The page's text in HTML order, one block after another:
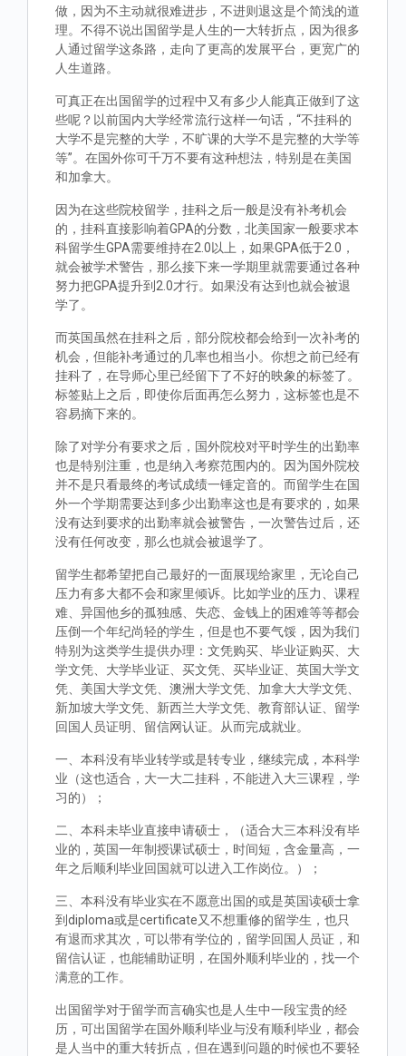
做，因为不主动就很难进步，不进则退这是个简浅的道
理。不得不说出国留学是人生的一大转折点，因为很多
人通过留学这条路，走向了更高的发展平台，更宽广的
人生道路。
可真正在出国留学的过程中又有多少人能真正做到了这
些呢？以前国内大学经常流行这样一句话，“不挂科的
大学不是完整的大学，不旷课的大学不是完整的大学等
等”。在国外你可千万不要有这种想法，特别是在美国
和加拿大。
因为在这些院校留学，挂科之后一般是没有补考机会
的，挂科直接影响着GPA的分数，北美国家一般要求本
科留学生GPA需要维持在2.0以上，如果GPA低于2.0，
就会被学术警告，那么接下来一学期里就需要通过各种
努力把GPA提升到2.0才行。如果没有达到也就会被退
学了。
而英国虽然在挂科之后，部分院校都会给到一次补考的
机会，但能补考通过的几率也相当小。你想之前已经有
挂科了，在导师心里已经留下了不好的映象的标签了。
标签贴上之后，即使你后面再怎么努力，这标签也是不
容易摘下来的。
除了对学分有要求之后，国外院校对平时学生的出勤率
也是特别注重，也是纳入考察范围内的。因为国外院校
并不是只看最终的考试成绩一锤定音的。而留学生在国
外一个学期需要达到多少出勤率这也是有要求的，如果
没有达到要求的出勤率就会被警告，一次警告过后，还
没有任何改变，那么也就会被退学了。
留学生都希望把自己最好的一面展现给家里，无论自己
压力有多大都不会和家里倾诉。比如学业的压力、课程
难、异国他乡的孤独感、失恋、金钱上的困难等等都会
压倒一个年纪尚轻的学生，但是也不要气馁，因为我们
特别为这类学生提供办理：文凭购买、毕业证购买、大
学文凭、大学毕业证、买文凭、买毕业证、英国大学文
凭、美国大学文凭、澳洲大学文凭、加拿大大学文凭、
新加坡大学文凭、新西兰大学文凭、教育部认证、留学
回国人员证明、留信网认证。从而完成就业。
一、本科没有毕业转学或是转专业，继续完成，本科学
业（这也适合，大一大二挂科，不能进入大三课程，学
习的）；
二、本科未毕业直接申请硕士，（适合大三本科没有毕
业的，英国一年制授课试硕士，时间短，含金量高，一
年之后顺利毕业回国就可以进入工作岗位。）；
三、本科没有毕业实在不愿意出国的或是英国读硕士拿
到diploma或是certificate又不想重修的留学生，也只
有退而求其次，可以带有学位的，留学回国人员证，和
留信认证，也能辅助证明，在国外顺利毕业的，找一个
满意的工作。
出国留学对于留学而言确实也是人生中一段宝贵的经
历，可出国留学在国外顺利毕业与没有顺利毕业，都会
是人当中的重大转折点，但在遇到问题的时候也不要轻